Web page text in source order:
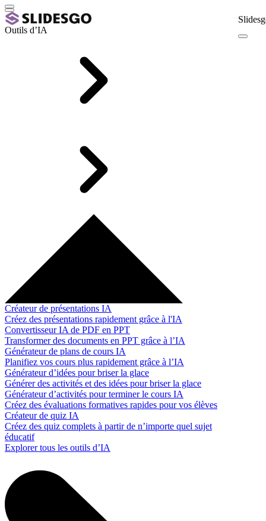
Outils d’IA
Créateur de présentations IA
Créez des présentations rapidement grâce à l'IA
Convertisseur IA de PDF en PPT
Transformer des documents en PPT grâce à l’IA
Générateur de plans de cours IA
Planifiez vos cours plus rapidement grâce à l’IA
Générateur d’idées pour briser la glace
Générer des activités et des idées pour briser la glace
Générateur d’activités pour terminer le cours IA
Créez des évaluations formatives rapides pour vos élèves
Créateur de quiz IA
Créez des quiz complets à partir de n’importe quel sujet
éducatif
Explorer tous les outils d’IA